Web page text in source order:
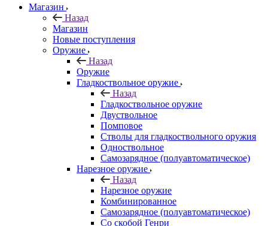
Магазин
Назад
Магазин
Новые поступления
Оружие
Назад
Оружие
Гладкоствольное оружие
Назад
Гладкоствольное оружие
Двуствольное
Помповое
Стволы для гладкоствольного оружия
Одноствольное
Самозарядное (полуавтоматическое)
Нарезное оружие
Назад
Нарезное оружие
Комбинированное
Самозарядное (полуавтоматическое)
Со скобой Генри